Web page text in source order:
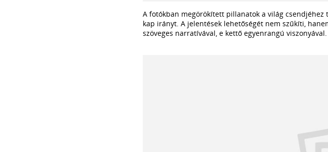
A fotókban megörökített pillanatok a világ
kap irányt. A jelentések lehetőségét nem szűkíti,
szöveges narratívával, e kettő egyenrangú viszonyával.